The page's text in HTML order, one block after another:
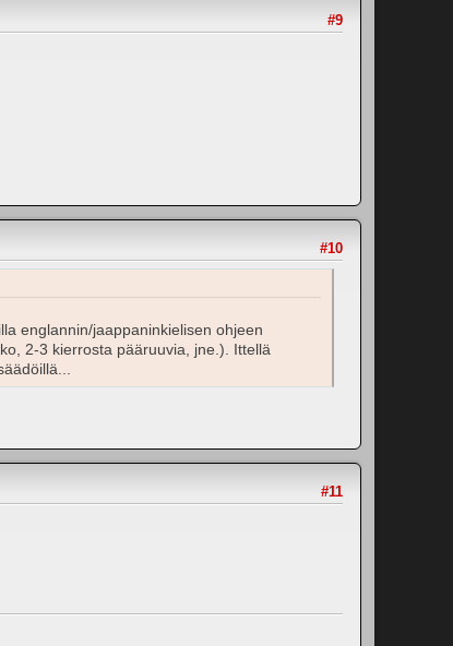
#9
#10
englannin/jaappaninkielisen ohjeen
2-3 kierrosta pääruuvia, jne.). Ittellä
#11